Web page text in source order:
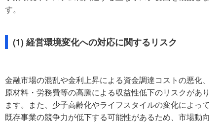
す。
(1) 経営環境変化への対応に関するリスク
金融市場の混乱や金利上昇による資金調達コストの悪化、
原材料・労務費等の高騰による収益性低下のリスクがあり
ます。また、少子高齢化やライフスタイルの変化によって
既存事業の競争力が低下する可能性があるため、市場動向